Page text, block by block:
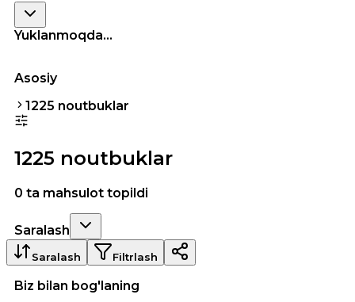
Yuklanmoqda...
Asosiy
1225 noutbuklar
1225 noutbuklar
0 ta mahsulot topildi
Saralash
Saralash Filtrlash
Biz bilan bog'laning